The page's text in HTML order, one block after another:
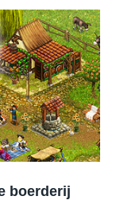
boerderij